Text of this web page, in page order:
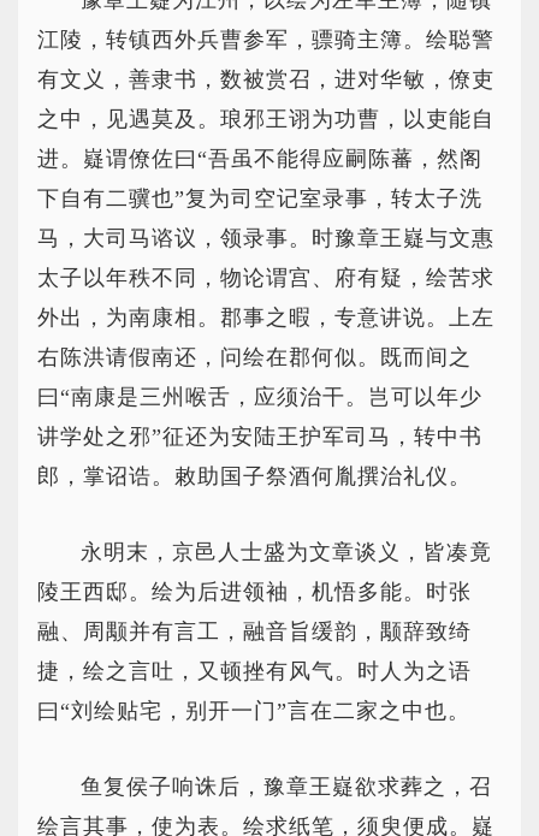
江陵，转镇西外兵曹参军，骠骑主簿。绘聪警
有文义，善隶书，数被赏召，进对华敏，僚吏
之中，见遇莫及。琅邪王诩为功曹，以吏能自
进。嶷谓僚佐曰“吾虽不能得应嗣陈蕃，然阁
下自有二骥也”复为司空记室录事，转太子洗
马，大司马谘议，领录事。时豫章王嶷与文惠
太子以年秩不同，物论谓宫、府有疑，绘苦求
外出，为南康相。郡事之暇，专意讲说。上左
右陈洪请假南还，问绘在郡何似。既而间之
曰“南康是三州喉舌，应须治干。岂可以年少
讲学处之邪”征还为安陆王护军司马，转中书
郎，掌诏诰。敕助国子祭酒何胤撰治礼仪。
永明末，京邑人士盛为文章谈义，皆凑竟
陵王西邸。绘为后进领袖，机悟多能。时张
融、周颙并有言工，融音旨缓韵，颙辞致绮
捷，绘之言吐，又顿挫有风气。时人为之语
曰“刘绘贴宅，别开一门”言在二家之中也。
鱼复侯子响诛后，豫章王嶷欲求葬之，召
绘言其事，使为表。绘求纸笔，须臾便成。嶷